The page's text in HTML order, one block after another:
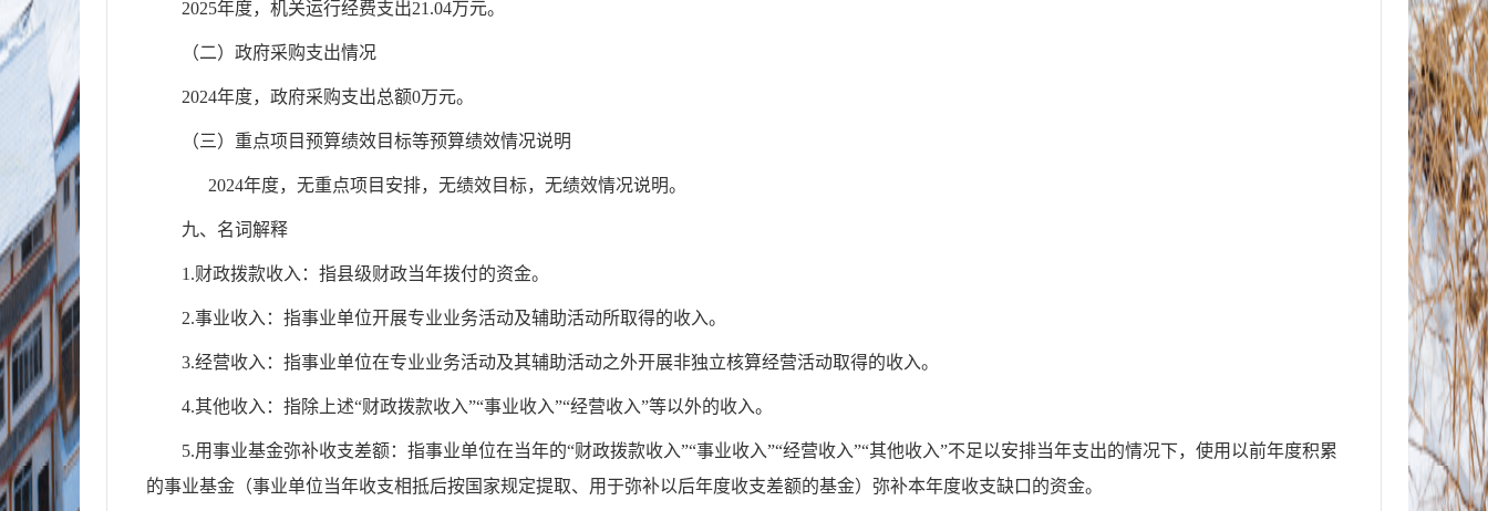
2025年度，机关运行经费支出21.04万元。
（二）政府采购支出情况
2024年度，政府采购支出总额0万元。
（三）重点项目预算绩效目标等预算绩效情况说明
2024年度，无重点项目安排，无绩效目标，无绩效情况说明。
九、名词解释
1.财政拨款收入：指县级财政当年拨付的资金。
2.事业收入：指事业单位开展专业业务活动及辅助活动所取得的收入。
3.经营收入：指事业单位在专业业务活动及其辅助活动之外开展非独立核算经营活动取得的收入。
4.其他收入：指除上述“财政拨款收入”“事业收入”“经营收入”等以外的收入。
5.用事业基金弥补收支差额：指事业单位在当年的“财政拨款收入”“事业收入”“经营收入”“其他收入”不足以安排当年支出的情况下，使用以前年度积累
的事业基金（事业单位当年收支相抵后按国家规定提取、用于弥补以后年度收支差额的基金）弥补本年度收支缺口的资金。